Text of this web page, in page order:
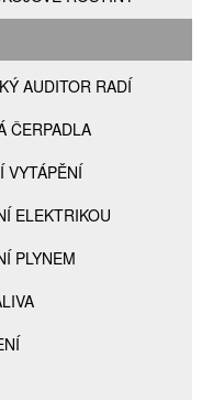
AUDITOR RADÍ
ČERPADLA
VYTÁPĚNÍ
ELEKTRIKOU
PLYNEM